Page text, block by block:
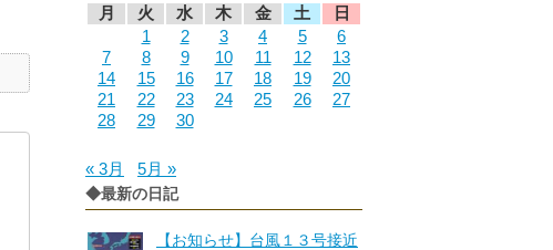
月
火 水 木 金 土
日
1
2 3 4 5
6
7
8 9 10 11 12
13
14
15 16 17 18 19
20
21
22 23 24 25 26
27
28
29 30
« 3月 5月 »
◆最新の日記
【お知らせ】台風１３号接近